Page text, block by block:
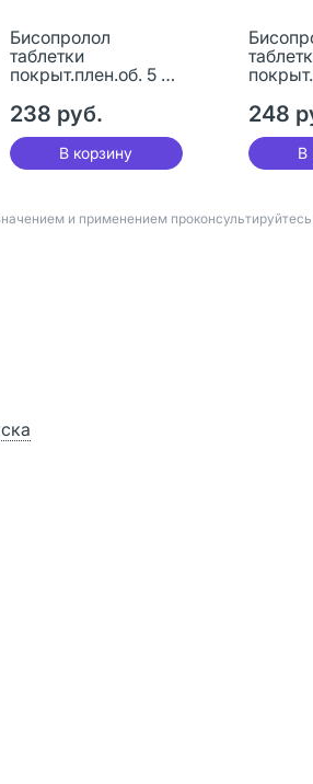
Бисопролол
таблетки
покрыт.плен.об. 5 мг
238 руб.
В корзину
248
В
и применением